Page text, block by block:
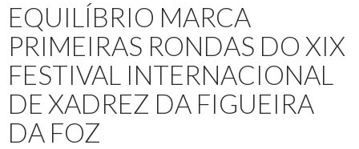
EQUILÍBRIO MARCA
PRIMEIRAS RONDAS DO XIX
FESTIVAL INTERNACIONAL
DE XADREZ DA FIGUEIRA
DA FOZ